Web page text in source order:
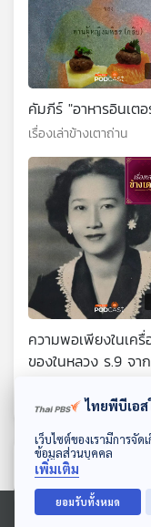
ดาวน์โหลด Thai PBS Podcast
คัมภีร์ "อาหารอินเต
เรื่องเล่าข้างเตาถ่าน
ความพอเพียงในเครื่
ของในหลวง ร.9 จาก
เวชกุล
ตอนที่เกี่ยวข้อง
ไทยพีบีเอ
เว็บไซต์ของเรามีการจั
ข้อมูลส่วนบุคคล
เพิ่มเติม
ยอมรับทั้งหมด